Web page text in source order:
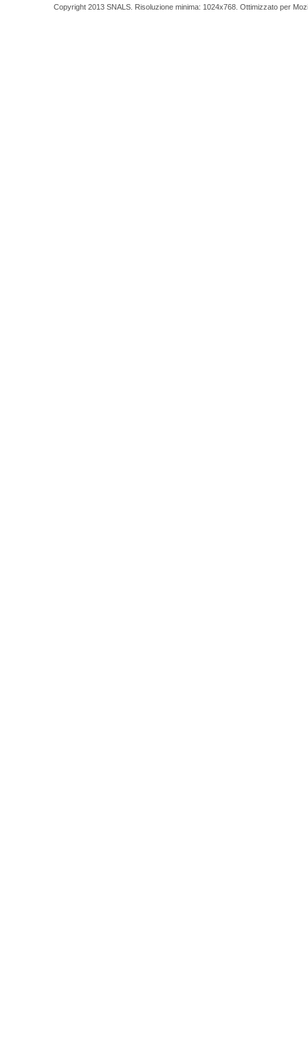
Copyright 2013 SNALS. Risoluzione minima: 1024x768. Ottimizzato per